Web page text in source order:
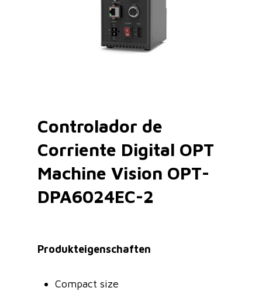
Controlador de
Corriente Digital OPT
Machine Vision OPT-
DPA6024EC-2
Produkteigenschaften
Compact size